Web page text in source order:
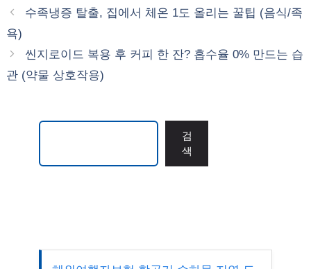
리
그
수족냉증 탈출, 집에서 체온 1도 올리는 꿀팁 (음식/족
욕)
씬지로이드 복용 후 커피 한 잔? 흡수율 0% 만드는 습
관 (약물 상호작용)
검
색